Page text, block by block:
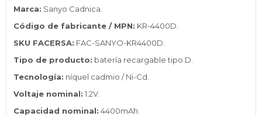
Marca: Sanyo Cadnica.
Código de fabricante / MPN: KR-4400D.
SKU FACERSA: FAC-SANYO-KR4400D.
Tipo de producto: batería recargable tipo D.
Tecnología: níquel cadmio / Ni-Cd.
Voltaje nominal: 1.2V.
Capacidad nominal: 4400mAh.